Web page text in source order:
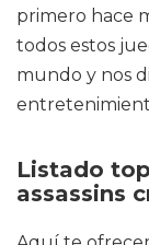
primero hace
todos estos
mundo y nos
Listado
assassins